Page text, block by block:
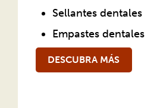
Sellantes dentales
Empastes dentales
DESCUBRA MÁS